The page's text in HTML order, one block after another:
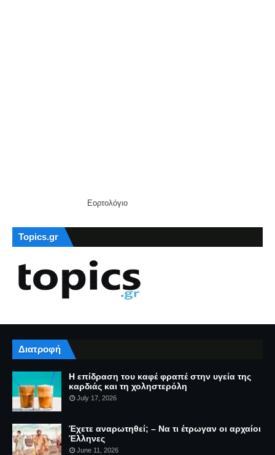
Εορτολόγιο
Topics.gr
Διατροφή
Η επίδραση του καφέ φραπέ στην υγεία της
καρδιάς και τη χοληστερόλη
July 17, 2026
Έχετε αναρωτηθεί; – Να τι έτρωγαν οι αρχαίοι
Έλληνες
June 11, 2026